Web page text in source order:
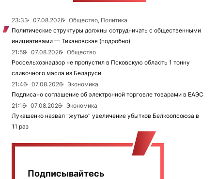
23:33 07.08.2026
Общество, Политика
Политические структуры должны сотрудничать с общественными
инициативами — Тихановская (подробно)
21:59
07.08.2026
Общество
Россельхознадзор не пропустил в Псковскую область 1 тонну
сливочного масла из Беларуси
21:46
07.08.2026
Экономика
Подписано соглашение об электронной торговле товарами в ЕАЭС
21:16
07.08.2026
Экономика
Лукашенко назвал "жутью" увеличение убытков Белкоопсоюза в
11 раз
Подписывайтесь